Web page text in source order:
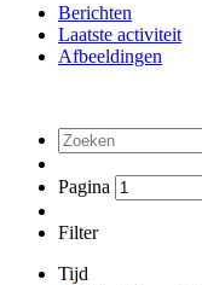
Berichten
Laatste activiteit
Afbeeldingen
Pagina
Filter
Tijd